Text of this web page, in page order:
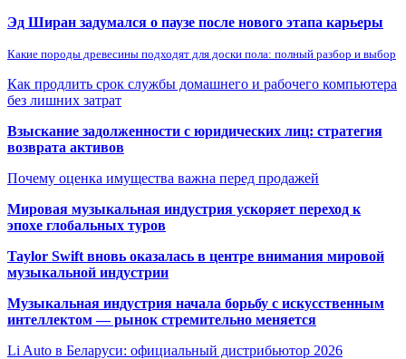
Эд Ширан задумался о паузе после нового этапа карьеры
Какие породы древесины подходят для доски пола: полный разбор и выбор
Как продлить срок службы домашнего и рабочего компьютера
без лишних затрат
Взыскание задолженности с юридических лиц: стратегия
возврата активов
Почему оценка имущества важна перед продажей
Мировая музыкальная индустрия ускоряет переход к
эпохе глобальных туров
Taylor Swift вновь оказалась в центре внимания мировой
музыкальной индустрии
Музыкальная индустрия начала борьбу с искусственным
интеллектом — рынок стремительно меняется
Li Auto в Беларуси: официальный дистрибьютор 2026